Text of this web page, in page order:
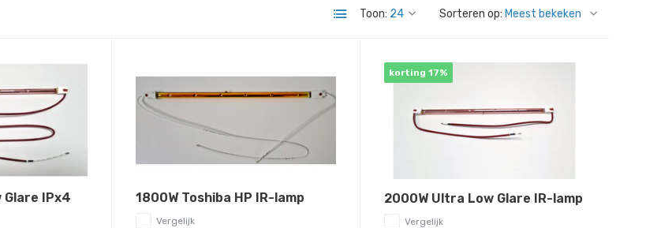
Toon: Sorteren op:
Glare IPx4
1800W Toshiba HP IR-lamp
Vergelijk
korting 17%
2000W Ultra Low Glare IR-lamp
Vergelijk